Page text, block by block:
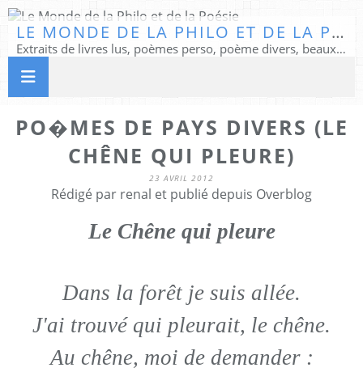
LE MONDE DE LA PHILO ET DE LA POÉSIE
Extraits de livres lus, poèmes perso, poème divers, beaux textes...
PO�MES DE PAYS DIVERS (LE
CHÊNE QUI PLEURE)
23 AVRIL 2012
Rédigé par renal et publié depuis Overblog
Le Chêne qui pleure
Dans la forêt je suis allée.
J'ai trouvé qui pleurait, le chêne.
Au chêne, moi de demander :